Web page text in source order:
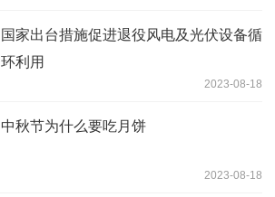
国家出台措施促进退役风电及光伏设备循
环利用
2023-08-18
中秋节为什么要吃月饼
2023-08-18